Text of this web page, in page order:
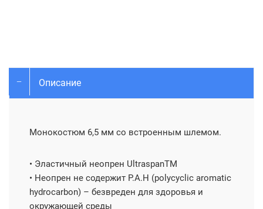
Описание
Монокостюм 6,5 мм со встроенным шлемом.
• Эластичный неопрен UltraspanTM
• Неопрен не содержит P.A.H (polycyclic aromatic
hydrocarbon) – безвреден для здоровья и
окружающей среды